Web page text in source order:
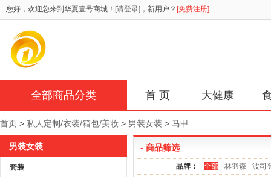
您好，欢迎您来到华夏壹号商城！ [请登录] ，新用户？ [免费注册]
全部商品分类 首 页 大健康
首页 > 私人定制/衣装/箱包/美妆 > 男装女装 > 马甲
- 商品筛选
品牌： 全部 林羽森
波司
男装女装
套装